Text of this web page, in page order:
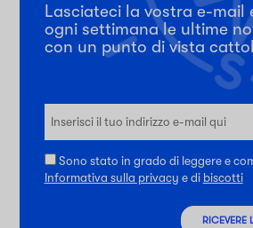
Lasciateci la vostra e-mail
ogni settimana le ultime
con un punto di vista
Sono stato in grado di leggere e
Informativa sulla privacy e di biscotti
RICEVERE